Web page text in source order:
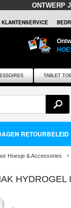
ONTWERP
KLANTENSERVICE
TABLET
RETOURBELEID
Hoesje & Accessories
HYDROGEL